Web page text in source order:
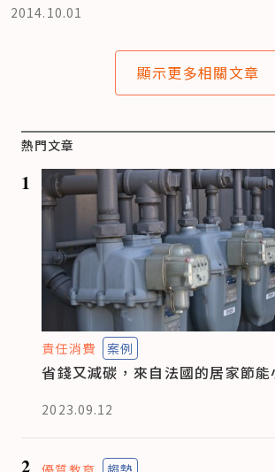
2014.10.01
顯示更多相關文章
熱門文章
1
責任消費 案例
省錢又減碳，來自法國的居家節能
2023.09.12
2